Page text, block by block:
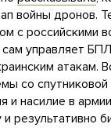
войны дронов.
с российскими
сам управляет
атакам.
со
и насилие в
результативно